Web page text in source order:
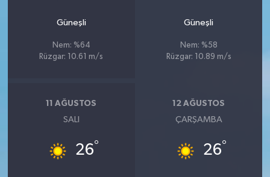
Güneşli
Nem: %64
Rüzgar: 10.61 m/s
Güneşli
Nem: %58
Rüzgar: 10.89 m/s
11 AĞUSTOS
SALI
26°
12 AĞUSTOS
ÇARŞAMBA
26°